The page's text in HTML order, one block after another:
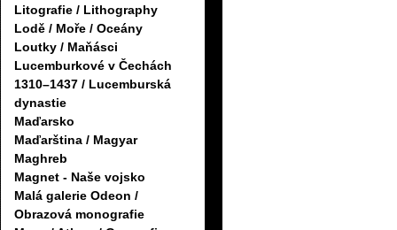
Litografie / Lithography
Lodě / Moře / Oceány
Loutky / Maňásci
Lucemburkové v Čechách
1310–1437 / Lucemburská
dynastie
Maďarsko
Maďarština / Magyar
Maghreb
Magnet - Naše vojsko
Malá galerie Odeon /
Obrazová monografie